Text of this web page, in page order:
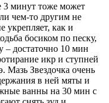
3 минут тоже может
чем-то другим не
укрепляет, как и
босиком по песку,
– достаточно 10 мин
икр и ступней
Мазь Звездочка очень
в ней мяты и
ванны на 30 мин с